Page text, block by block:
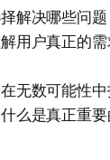
择解决哪些问
解用户真正的
在无数可能性
么是真正重